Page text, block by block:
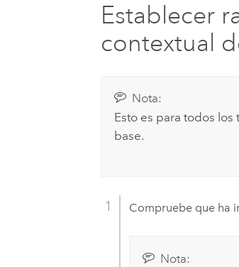
Establecer
contextual
Nota:
Esto es para todos
base.
Compruebe que ha
Nota: